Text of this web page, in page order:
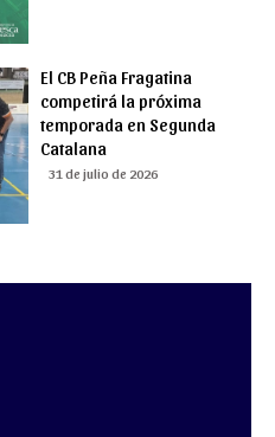
El CB Peña Fragatina
competirá la próxima
temporada en Segunda
Catalana
31 de julio de 2026